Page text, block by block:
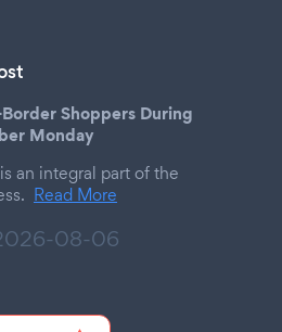
Shoppers During
Monday
an integral part of the
Read More
08-06